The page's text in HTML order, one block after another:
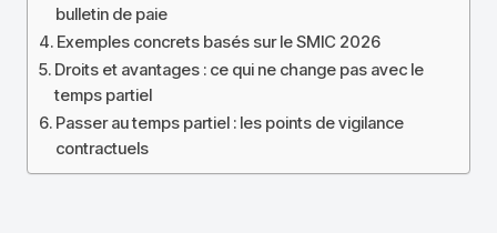
bulletin de paie
Exemples concrets basés sur le SMIC 2026
Droits et avantages : ce qui ne change pas avec le
temps partiel
Passer au temps partiel : les points de vigilance
contractuels